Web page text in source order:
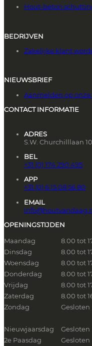
Hout-beton
BEDRIJVEN
Zakelijke klant
NIEUWSBRIEF
Aanmelden op
CONTACT INFORMATIE
ADRES
S.W. Churchilllaan
BEL
+31 (0) 174 290 495
APP
+31 (0) 6 15 08 56 80
EMAIL
OPENINGSTIJDEN
Maandag
8.00 tot
Dinsdag
8.00 tot
Woensdag
8.00 tot
Donderdag
8.00 tot
Vrijdag
8.00 tot
Zaterdag
8.00 tot
Zondag
Gesloten
Nieuwjaarsdag
Gesloten
2e Paasdag
Gesloten